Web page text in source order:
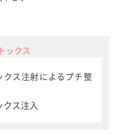
ックス
クス注射によるプチ整
クス注入